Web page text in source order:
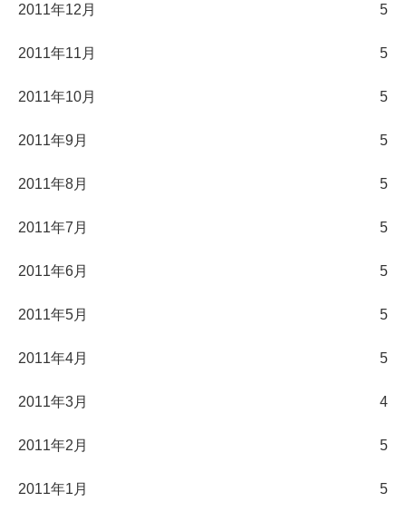
2011年12月 5
2011年11月 5
2011年10月 5
2011年9月 5
2011年8月 5
2011年7月 5
2011年6月 5
2011年5月 5
2011年4月 5
2011年3月 4
2011年2月 5
2011年1月 5